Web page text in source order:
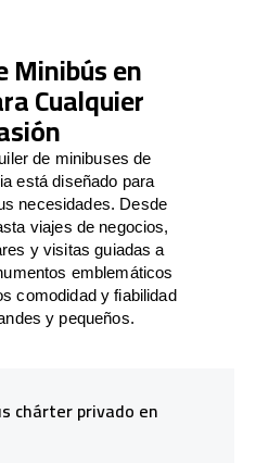
Minibús en
Cualquier
de minibuses de
está diseñado para
necesidades. Desde
viajes de negocios,
y visitas guiadas a
emblemáticos
comodidad y fiabilidad
y pequeños.
chárter privado en